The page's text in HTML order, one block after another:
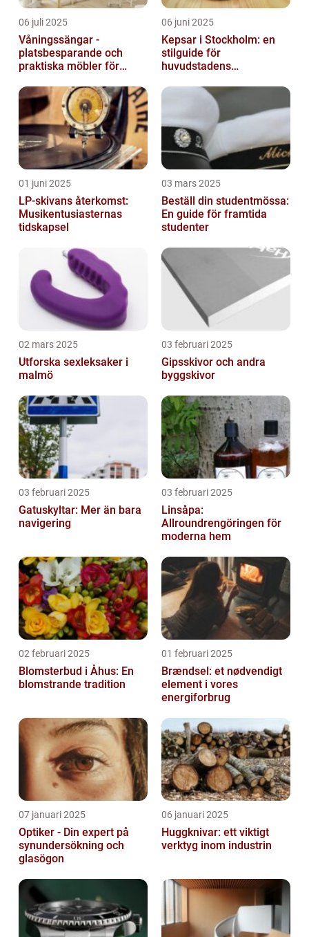
06 juli 2025
Våningssängar -
platsbesparande och
praktiska möbler för
06 juni 2025
Kepsar i Stockholm: en
stilguide för
huvudstadens
01 juni 2025
LP-skivans återkomst:
Musikentusiasternas
tidskapsel
03 mars 2025
Beställ din studentmössa:
En guide för framtida
studenter
02 mars 2025
Utforska sexleksaker i
malmö
03 februari 2025
Gipsskivor och andra
byggskivor
03 februari 2025
Gatuskyltar: Mer än bara
navigering
03 februari 2025
Linsåpa:
Allroundrengöringen för
moderna hem
02 februari 2025
Blomsterbud i Åhus: En
blomstrande tradition
01 februari 2025
Brændsel: et nødvendigt
element i vores
energiforbrug
07 januari 2025
Optiker - Din expert på
synundersökning och
glasögon
06 januari 2025
Huggknivar: ett viktigt
verktyg inom industrin